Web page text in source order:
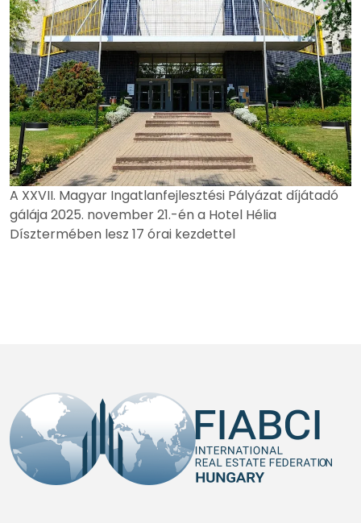
A XXVII. Magyar Ingatlanfejlesztési Pályázat díjátadó
gálája 2025. november 21.-én a Hotel Hélia
Dísztermében lesz 17 órai kezdettel